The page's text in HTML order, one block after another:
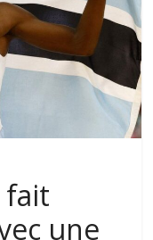
fait
une